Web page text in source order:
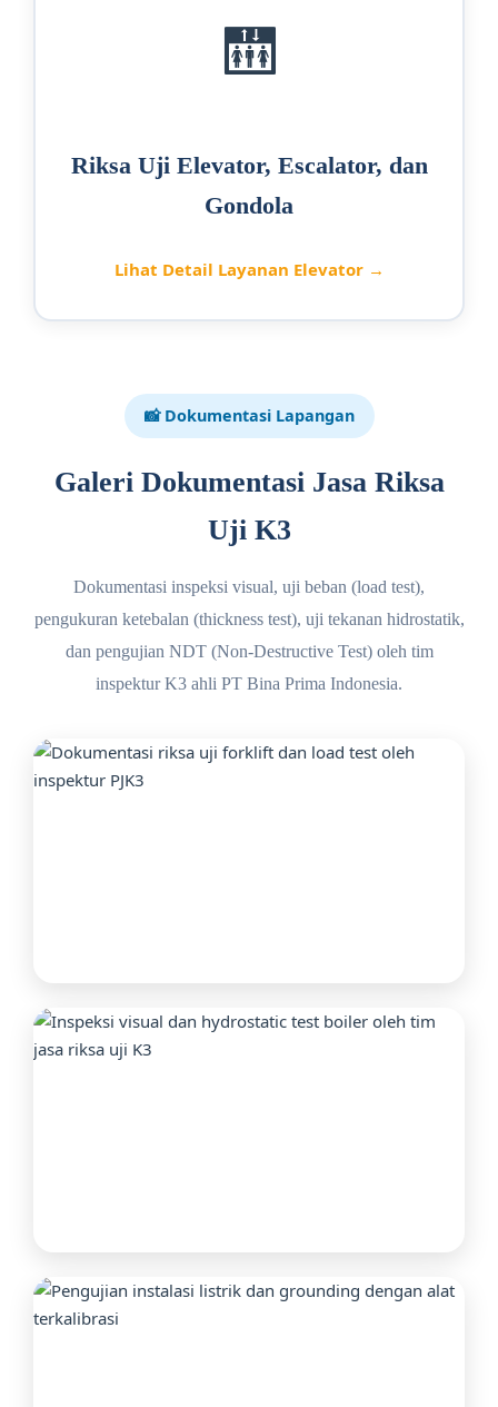
🛗
Riksa Uji Elevator, Escalator, dan
Gondola
Lihat Detail Layanan Elevator →
📸 Dokumentasi Lapangan
Galeri Dokumentasi Jasa Riksa
Uji K3
Dokumentasi inspeksi visual, uji beban (load test),
pengukuran ketebalan (thickness test), uji tekanan hidrostatik,
dan pengujian NDT (Non-Destructive Test) oleh tim
inspektur K3 ahli PT Bina Prima Indonesia.